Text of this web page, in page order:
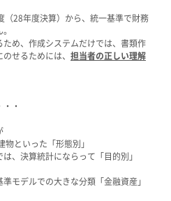
28年度決算）から、統一基準で財務
め、作成システムだけでは、書類作
せるためには、 担当者の正しい理解
・
といった「形態別」
算統計にならって「目的別」
デルでの大きな分類「金融資産」